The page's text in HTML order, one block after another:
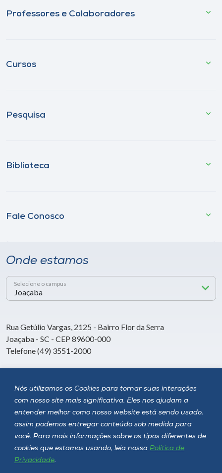
Nós utilizamos os Cookies para tornar suas interações
com nosso site mais significativa. Eles nos ajudam a
entender melhor como nosso website está sendo usado,
assim podemos entregar conteúdo sob medida para
você. Para mais informações sobre os tipos diferentes de
cookies que estamos usando, leia nossa Política de
Privacidade.
Professores e Colaboradores
Cursos
Pesquisa
Biblioteca
Fale Conosco
Onde estamos
Selecione o campus
Rua Getúlio Vargas, 2125 - Bairro Flor da Serra
Joaçaba - SC - CEP 89600-000
Telefone (49) 3551-2000
Siga a Unoesc